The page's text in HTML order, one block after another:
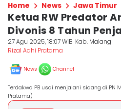
Home News Jawa Timur
Ketua RW Predator
Divonis 8 Tahun
27 Agu 2025, 18:07 WIB Kab. Malang
Rizal Adhi Pratama
News Channel
Terdakwa PB usai menjalani sidang di PN
Pratama)